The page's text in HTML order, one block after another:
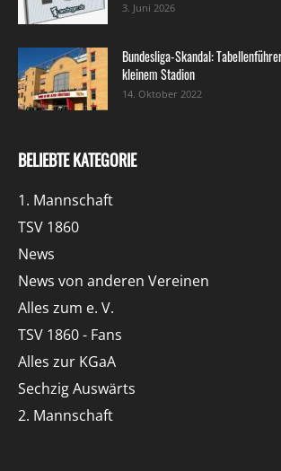
3. Juni 2026
Bundesliga-Skandal:
kleinem Stadion
14. Oktober 2022
BELIEBTE KATEGORIE
1. Mannschaft
TSV 1860
News
News von anderen Vereinen
Alles zum e. V.
TSV 1860 - Fans
Alles zur KGaA
Sechzig Auswärts
2. Mannschaft